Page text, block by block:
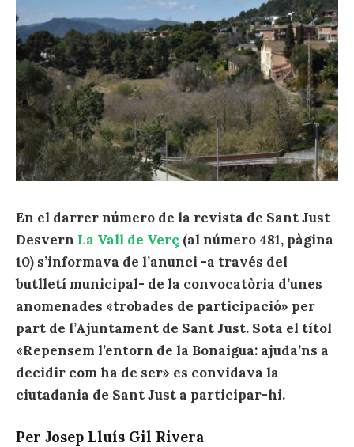
En el darrer número de la revista de Sant Just
Desvern La Vall de Verç (al número 481, pàgina
10) s’informava de l’anunci -a través del
butlletí municipal- de la convocatòria d’unes
anomenades «trobades de participació» per
part de l’Ajuntament de Sant Just. Sota el títol
«Repensem l’entorn de la Bonaigua: ajuda’ns a
decidir com ha de ser» es convidava la
ciutadania de Sant Just a participar-hi.
Per Josep Lluís Gil Rivera